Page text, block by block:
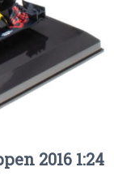
2016 1:24